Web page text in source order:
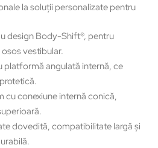
la soluții personalizate pentru
design Body-Shift®, pentru
vestibular.
platformă angulată internă, ce
cu conexiune internă conică,
dovedită, compatibilitate largă și